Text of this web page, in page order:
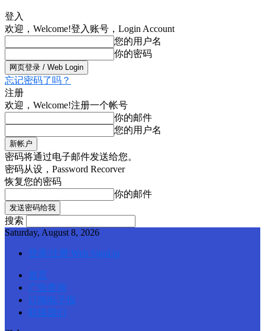
登入
欢迎，Welcome!登入账号，Login Account
您的用户名
你的密码
忘记密码了吗？
注册
欢迎，Welcome!注册一个帐号
你的邮件
您的用户名
密码将通过电子邮件发送给您。
密码从设，Password Recorver
恢复您的密码
你的邮件
搜索
Saturday, August 8, 2026
登录/注册 Web SignUp
首页
广告查询
订阅电子报
联络我们